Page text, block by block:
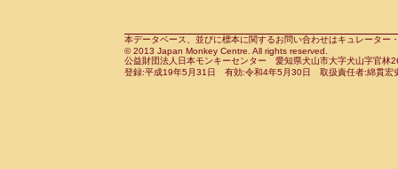
CercopithecidaePapio anubis(0)
CercopithecidaePapio cynocephalus
CercopithecidaePapio hamadryas(0)
CebidaeSaguinus leucopus(0)
CebidaeSaguinus midas(0)
Cebidae Saguinus mystax(0)
本データベース、並びに標本に関するお問い合わせはキュレータ
© 2013 Japan Monkey Centre. All rights reserved.
公益財団法人日本モンキーセンター 愛知県犬山市大字犬山字官
登録:平成19年5月31日 有効:令和4年5月30日 取扱責任者:綿貫宏